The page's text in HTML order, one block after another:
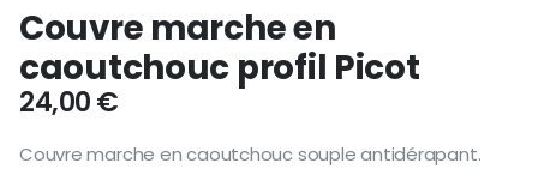
Couvre marche en
caoutchouc profil Picot
24,00€
Couvre marche en caoutchouc souple antidérapant.